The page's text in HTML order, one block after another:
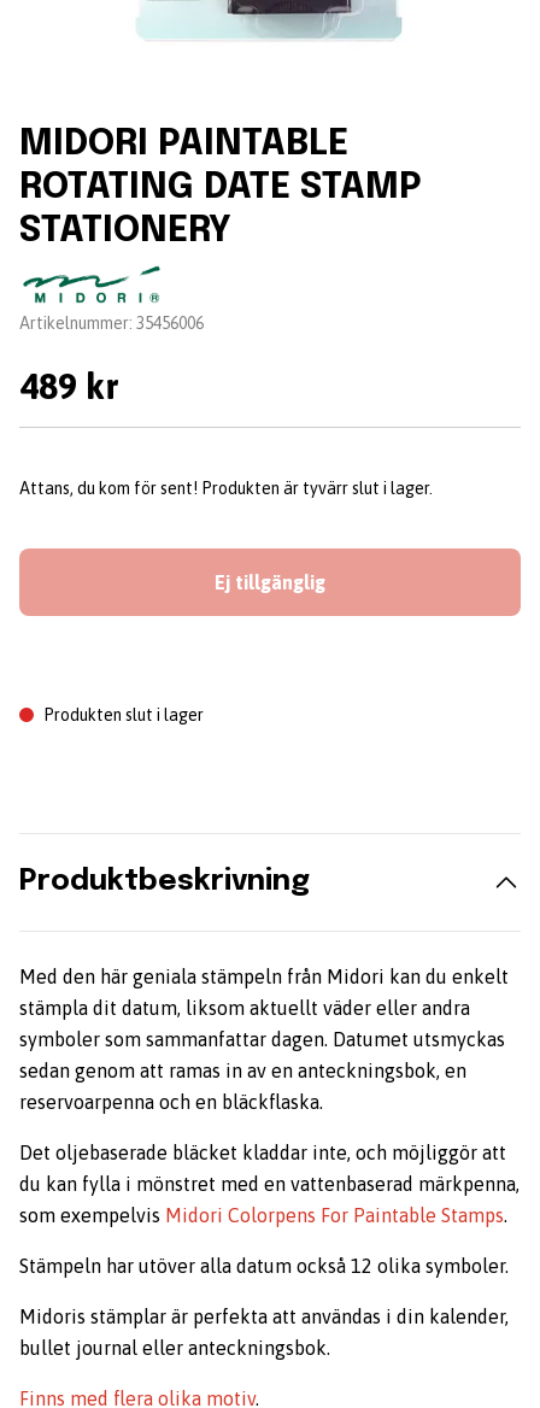
MIDORI PAINTABLE
ROTATING DATE STAMP
STATIONERY
Leverantör:
Artikelnummer: 35456006
489 kr
Attans, du kom för sent! Produkten är tyvärr slut i lager.
Ej tillgänglig
Produkten slut i lager
Produktbeskrivning
Med den här geniala stämpeln från Midori kan du enkelt
stämpla dit datum, liksom aktuellt väder eller andra
symboler som sammanfattar dagen. Datumet utsmyckas
sedan genom att ramas in av en anteckningsbok, en
reservoarpenna och en bläckflaska.
Det oljebaserade bläcket kladdar inte, och möjliggör att
du kan fylla i mönstret med en vattenbaserad märkpenna,
som exempelvis Midori Colorpens For Paintable Stamps.
Stämpeln har utöver alla datum också 12 olika symboler.
Midoris stämplar är perfekta att användas i din kalender,
bullet journal eller anteckningsbok.
Finns med flera olika motiv.